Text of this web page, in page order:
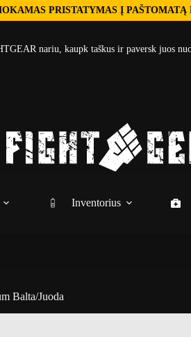
PRISTATYMAS Į
nariu, kaupk taškus ir paversk juos
Inventorius
Balta/Juoda